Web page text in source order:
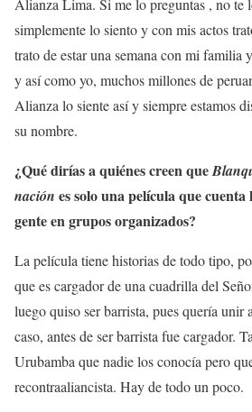
simplemente lo siento y con mis actos
trato de estar una semana con mi
y así como yo, muchos millones de
Alianza lo siente así y siempre estamos
su nombre.
¿Qué dirías a quiénes creen que
nación es solo una película que
gente en grupos organizados?
La película tiene historias de todo tipo,
que es cargador de una cuadrilla del
luego quiso ser barrista, pues quería unir
caso, antes de ser barrista fue cargador.
Urubamba que nadie los conocía pero
recontraaliancista. Hay de todo un poco.